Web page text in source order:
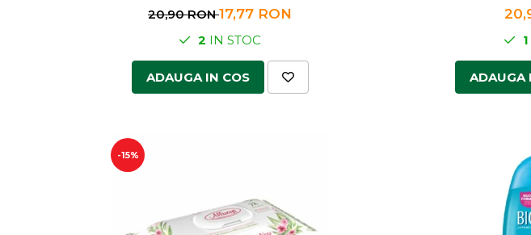
20,90 RON17,77 RON
2 IN STOC
ADAUGA IN COS
1
ADAUGA
-15%